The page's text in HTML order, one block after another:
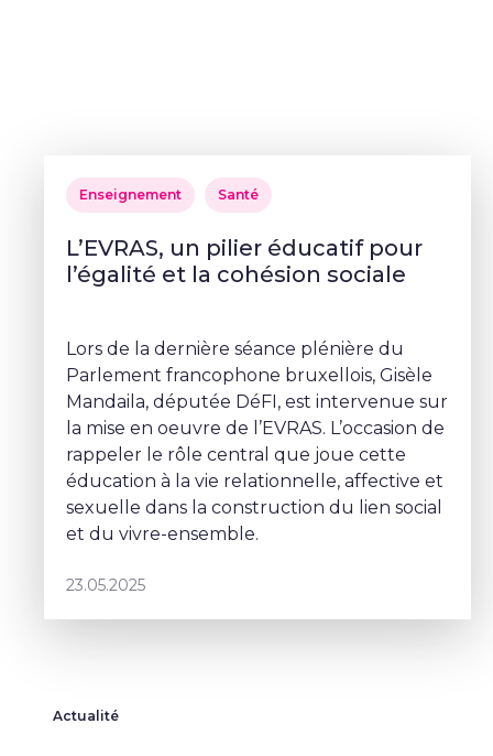
Enseignement Santé
L’EVRAS, un pilier éducatif pour
l’égalité et la cohésion sociale
Lors de la dernière séance plénière du
Parlement francophone bruxellois, Gisèle
Mandaila, députée DéFI, est intervenue sur
la mise en oeuvre de l’EVRAS. L’occasion de
rappeler le rôle central que joue cette
éducation à la vie relationnelle, affective et
sexuelle dans la construction du lien social
et du vivre-ensemble.
23.05.2025
Actualité